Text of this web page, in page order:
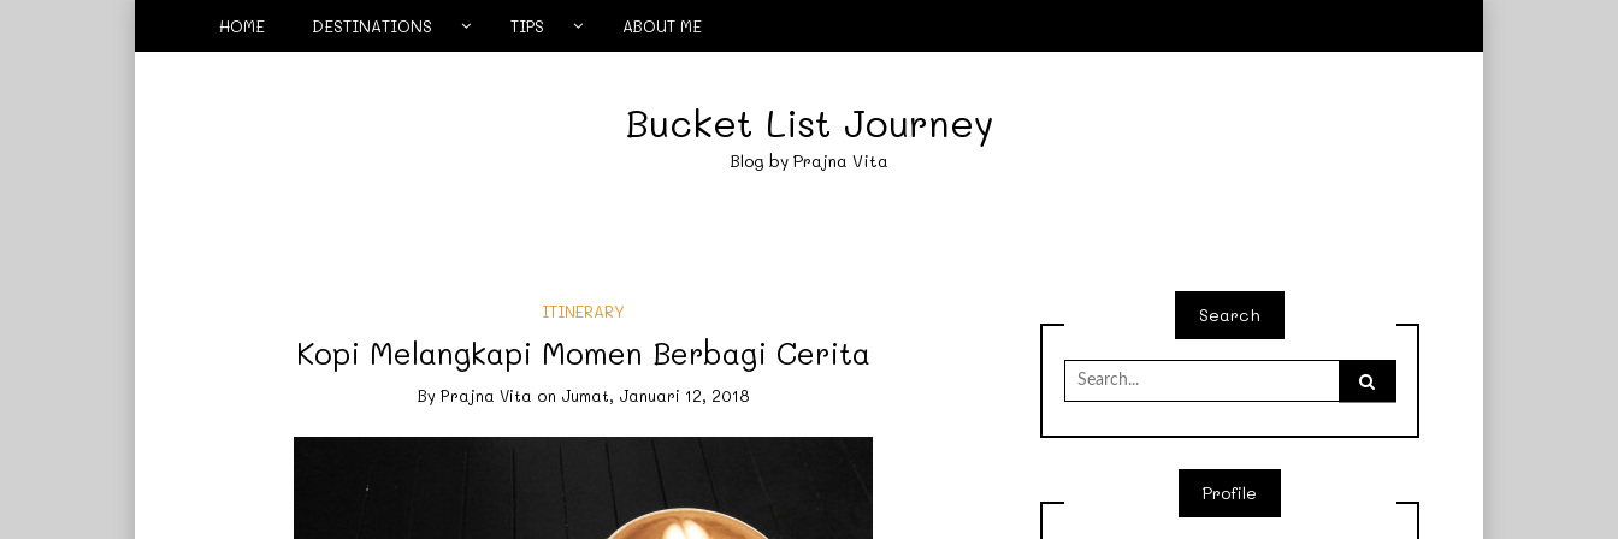
HOME DESTINATIONS TIPS ABOUT ME
Bucket List Journey
Blog by Prajna Vita
ITINERARY
Kopi Melangkapi Momen Berbagi Cerita
By Prajna Vita on Jumat, Januari 12, 2018
Search
Search
for:
Profile